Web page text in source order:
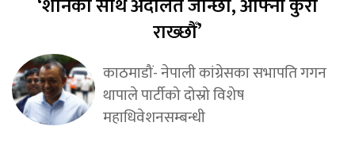
‘शानका साथ अदालत जान्छौँ, आफ्ना कुरा
राख्छौँ’
काठमाडौं- नेपाली कांग्रेसका सभापति गगन
थापाले पार्टीको दोस्रो विशेष
महाधिवेशनसम्बन्धी